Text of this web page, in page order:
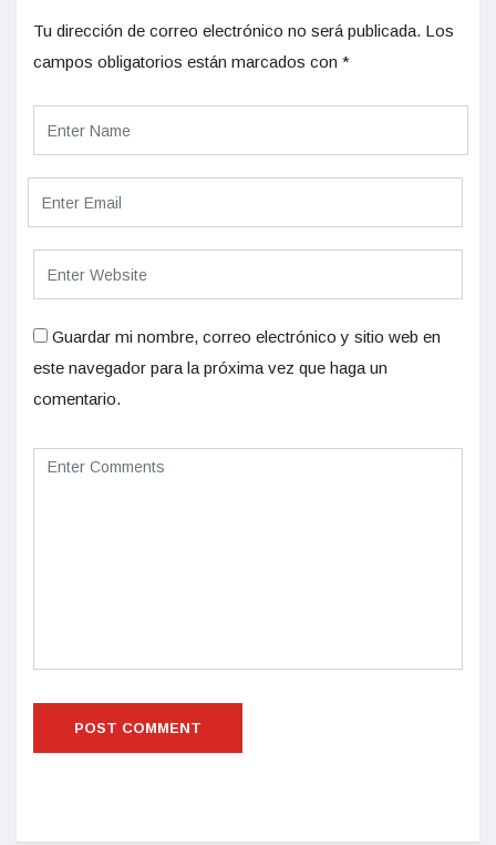
Tu dirección de correo electrónico no será publicada. Los
campos obligatorios están marcados con *
Guardar mi nombre, correo electrónico y sitio web en
este navegador para la próxima vez que haga un
comentario.